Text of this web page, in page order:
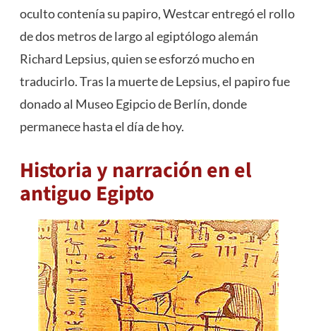
oculto contenía su papiro, Westcar entregó el rollo
de dos metros de largo al egiptólogo alemán
Richard Lepsius, quien se esforzó mucho en
traducirlo. Tras la muerte de Lepsius, el papiro fue
donado al Museo Egipcio de Berlín, donde
permanece hasta el día de hoy.
Historia y narración en el
antiguo Egipto